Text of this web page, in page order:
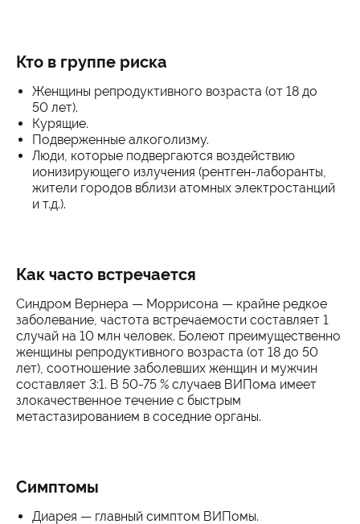
Кто в группе риска
Женщины репродуктивного возраста (от 18 до
50 лет).
Курящие.
Подверженные алкоголизму.
Люди, которые подвергаются воздействию
ионизирующего излучения (рентген-лаборанты,
жители городов вблизи атомных электростанций
и т.д.).
Как часто встречается
Синдром Вернера — Моррисона — крайне редкое
заболевание, частота встречаемости составляет 1
случай на 10 млн человек. Болеют преимущественно
женщины репродуктивного возраста (от 18 до 50
лет), соотношение заболевших женщин и мужчин
составляет 3:1. В 50-75 % случаев ВИПома имеет
злокачественное течение с быстрым
метастазированием в соседние органы.
Симптомы
Диарея — главный симптом ВИПомы.